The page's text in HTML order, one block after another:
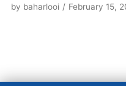
by baharlooi February 15,